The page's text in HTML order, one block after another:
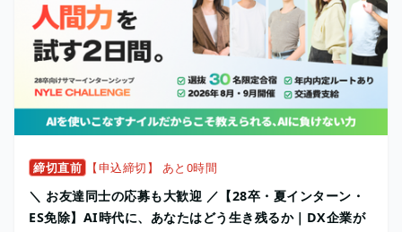
締切直前 【申込締切】 あと0時間
＼ お友達同士の応募も大歓迎 ／【28卒・夏インターン・
ES免除】AI時代に、あなたはどう生き残るか｜DX企業が